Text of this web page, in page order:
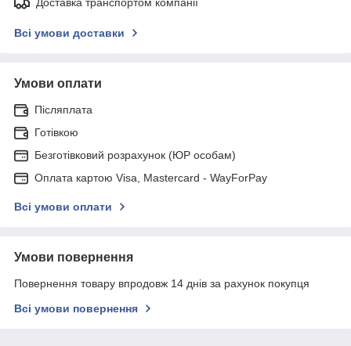
Всі умови доставки
Умови оплати
Післяплата
Готівкою
Безготівковий розрахунок (ЮР особам)
Оплата картою Visa, Mastercard - WayForPay
Всі умови оплати
Умови повернення
Повернення товару впродовж 14 днів за рахунок покупця
Всі умови повернення